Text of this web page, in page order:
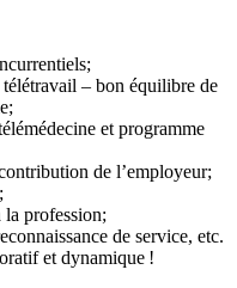
– bon équilibre de
et programme
de l’employeur;
la profession;
de service, etc.
et dynamique !